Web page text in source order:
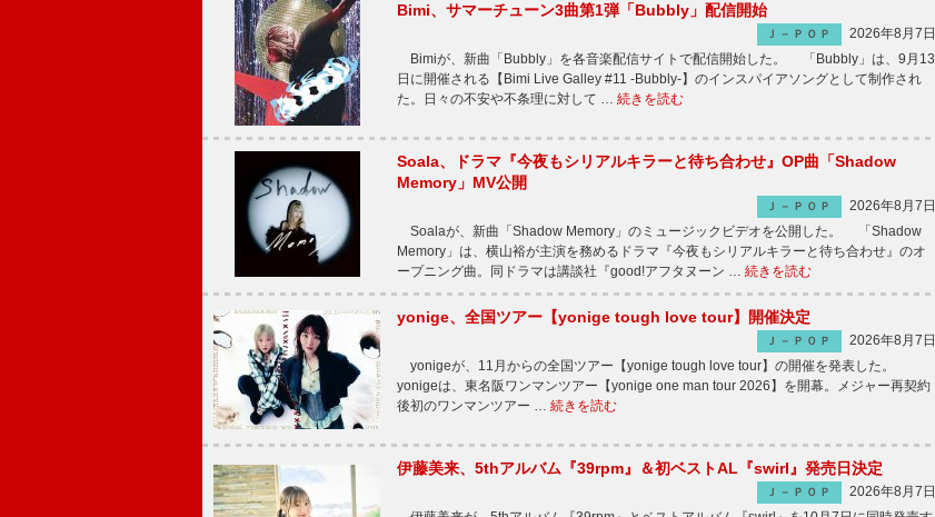
Bimi、サマーチューン3曲第1弾「Bubbly」配信開始
Ｊ－ＰＯＰ
2026年8月7日
Bimiが、新曲「Bubbly」を各音楽配信サイトで配信開始した。 「Bubbly」は、9月13
日に開催される【Bimi Live Galley #11 -Bubbly-】のインスパイアソングとして制作され
た。日々の不安や不条理に対して … 続きを読む
Soala、ドラマ『今夜もシリアルキラーと待ち合わせ』OP曲「Shadow
Memory」MV公開
Ｊ－ＰＯＰ
2026年8月7日
Soalaが、新曲「Shadow Memory」のミュージックビデオを公開した。 「Shadow
Memory」は、横山裕が主演を務めるドラマ『今夜もシリアルキラーと待ち合わせ』のオ
ープニング曲。同ドラマは講談社『good!アフタヌーン … 続きを読む
yonige、全国ツアー【yonige tough love tour】開催決定
Ｊ－ＰＯＰ
2026年8月7日
yonigeが、11月からの全国ツアー【yonige tough love tour】の開催を発表した。
yonigeは、東名阪ワンマンツアー【yonige one man tour 2026】を開幕。メジャー再契約
後初のワンマンツアー … 続きを読む
伊藤美来、5thアルバム『39rpm』＆初ベストAL『swirl』発売日決定
Ｊ－ＰＯＰ
2026年8月7日